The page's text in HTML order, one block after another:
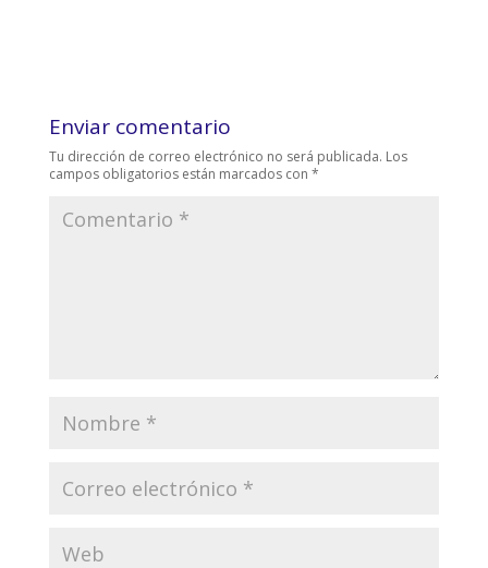
Enviar comentario
Tu dirección de correo electrónico no será publicada. Los
campos obligatorios están marcados con *